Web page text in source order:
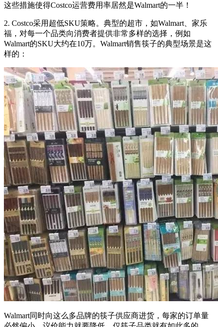
这些措施使得Costco运营费用率居然是Walmart的一半！
2. Costco采用超低SKU策略。典型的超市，如Walmart、家乐
福，对每一个品类向消费者提供非常多样的选择，例如
Walmart的SKU大约在10万。Walmart销售筷子的典型场景是这
样的：
Walmart同时向这么多品牌的筷子供应商进货，每家的订单量